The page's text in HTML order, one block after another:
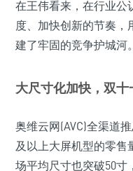
在王伟看来，在行业公
度、加快创新的节奏，
建了牢固的竞争护城河。
大尺寸化加快，双十
奥维云网(AVC)全渠道
及以上大屏机型的零售
场平均尺寸也突破50寸